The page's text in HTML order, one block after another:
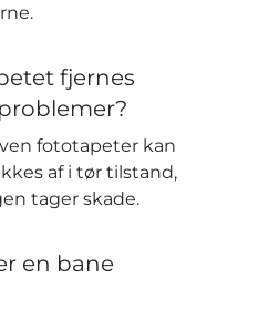
fjernes
fototapeter kan
af i tør tilstand,
tager skade.
en bane